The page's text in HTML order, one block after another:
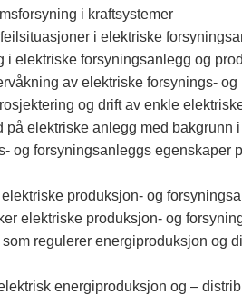
i kraftsystemer
i elektriske
i elektriske forsyningsanlegg og
av elektriske forsynings-
og drift av enkle
elektriske anlegg med bakgrunn
og forsyningsanleggs
produksjon- og
elektriske produksjon- og
regulerer energiproduksjon og
energiproduksjon og –